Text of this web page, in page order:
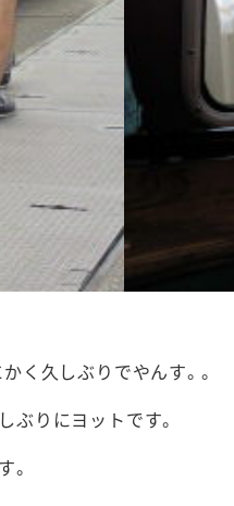
く久しぶりでやんす。。
ぶりにヨットです。
。